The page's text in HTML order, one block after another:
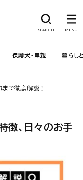
保護犬・里親 暮らし
SEARCH MENU
まで徹底解説！
徴、日々のお手